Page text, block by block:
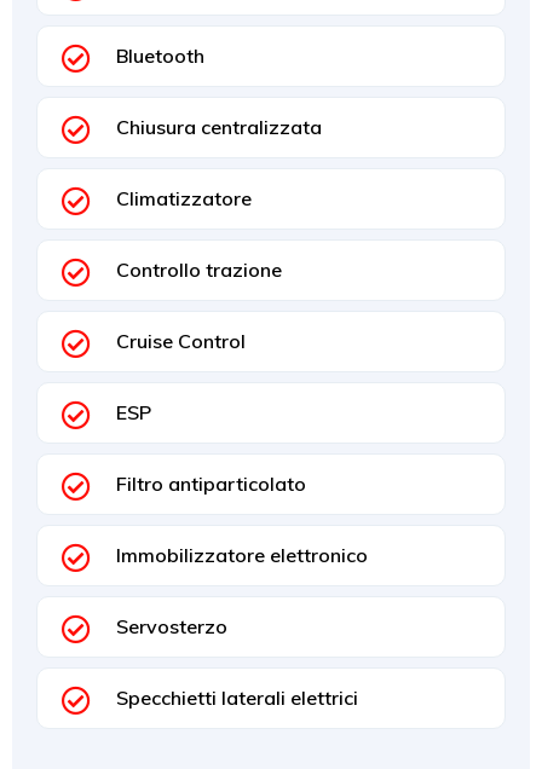
Bluetooth
Chiusura centralizzata
Climatizzatore
Controllo trazione
Cruise Control
ESP
Filtro antiparticolato
Immobilizzatore elettronico
Servosterzo
Specchietti laterali elettrici